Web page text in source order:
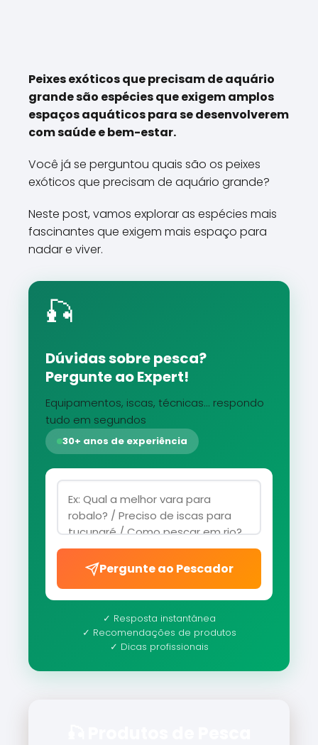
Peixes exóticos que precisam de aquário
grande são espécies que exigem amplos
espaços aquáticos para se desenvolverem
com saúde e bem-estar.
Você já se perguntou quais são os peixes
exóticos que precisam de aquário grande?
Neste post, vamos explorar as espécies mais
fascinantes que exigem mais espaço para
nadar e viver.
🎣
Dúvidas sobre pesca?
Pergunte ao Expert!
Equipamentos, iscas, técnicas... respondo
tudo em segundos
30+ anos de experiência
Pergunte ao Pescador
✓ Resposta instantânea
✓ Recomendações de produtos
✓ Dicas profissionais